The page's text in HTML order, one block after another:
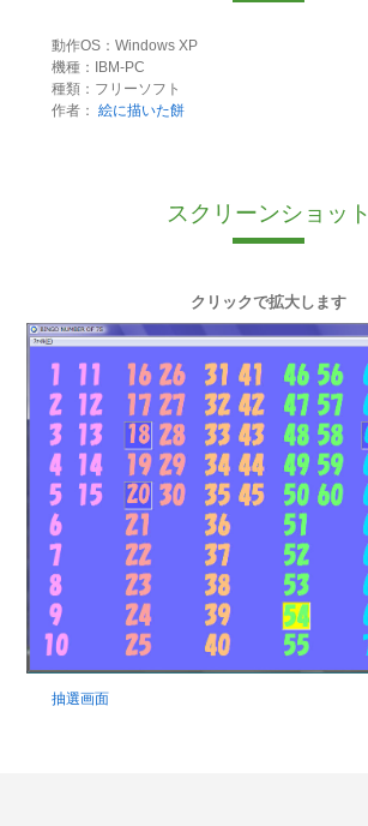
動作OS：Windows XP
機種：IBM-PC
種類：フリーソフト
作者： 絵に描いた餅
スクリーンショット
クリックで拡大します
抽選画面